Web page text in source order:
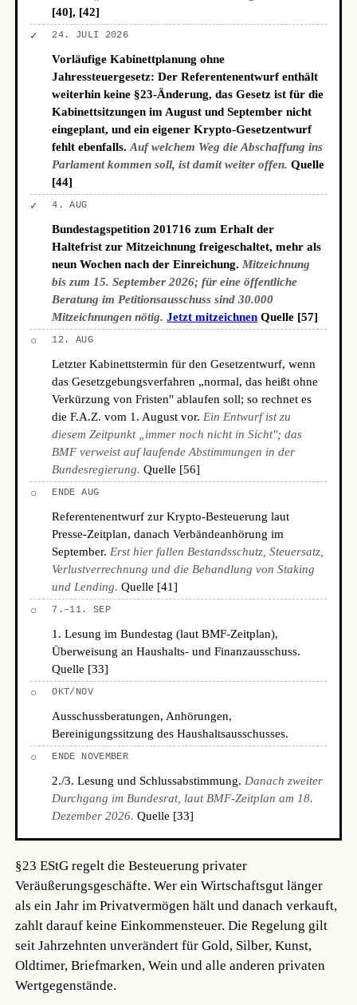
[40], [42]
✓ 24. JULI 2026
Vorläufige Kabinettplanung ohne
Jahressteuergesetz: Der Referentenentwurf enthält
weiterhin keine §23-Änderung, das Gesetz ist für die
Kabinettsitzungen im August und September nicht
eingeplant, und ein eigener Krypto-Gesetzentwurf
fehlt ebenfalls.Auf welchem Weg die Abschaffung ins
Parlament kommen soll, ist damit weiter offen. Quelle
[44]
✓ 4. AUG
Bundestagspetition 201716 zum Erhalt der
Haltefrist zur Mitzeichnung freigeschaltet, mehr als
neun Wochen nach der Einreichung. Mitzeichnung
bis zum 15. September 2026; für eine öffentliche
Beratung im Petitionsausschuss sind 30.000
Mitzeichnungen nötig. Jetzt mitzeichnen Quelle [57]
○ 12. AUG
Letzter Kabinettstermin für den Gesetzentwurf, wenn
das Gesetzgebungsverfahren „normal, das heißt ohne
Verkürzung von Fristen" ablaufen soll; so rechnet es
die F.A.Z. vom 1. August vor. Ein Entwurf ist zu
diesem Zeitpunkt „immer noch nicht in Sicht"; das
BMF verweist auf laufende Abstimmungen in der
Bundesregierung. Quelle [56]
○ ENDE AUG
Referentenentwurf zur Krypto-Besteuerung laut
Presse-Zeitplan, danach Verbändeanhörung im
September. Erst hier fallen Bestandsschutz, Steuersatz,
Verlustverrechnung und die Behandlung von Staking
und Lending. Quelle [41]
○ 7.–11. SEP
1. Lesung im Bundestag (laut BMF-Zeitplan),
Überweisung an Haushalts- und Finanzausschuss.
Quelle [33]
○ OKT/NOV
Ausschussberatungen, Anhörungen,
Bereinigungssitzung des Haushaltsausschusses.
○ ENDE NOVEMBER
2./3. Lesung und Schlussabstimmung. Danach zweiter
Durchgang im Bundesrat, laut BMF-Zeitplan am 18.
Dezember 2026. Quelle [33]
§23 EStG regelt die Besteuerung privater
Veräußerungsgeschäfte. Wer ein Wirtschaftsgut länger
als ein Jahr im Privatvermögen hält und danach verkauft,
zahlt darauf keine Einkommensteuer. Die Regelung gilt
seit Jahrzehnten unverändert für Gold, Silber, Kunst,
Oldtimer, Briefmarken, Wein und alle anderen privaten
Wertgegenstände.